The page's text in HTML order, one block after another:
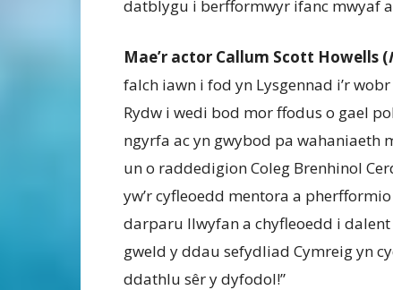
datblygu i berfformwyr ifanc mwyaf
Mae’r actor Callum Scott Howells (
falch iawn i fod yn Lysgennad i’r
Rydw i wedi bod mor ffodus o gael
ngyrfa ac yn gwybod pa wahaniaeth
un o raddedigion Coleg Brenhinol
yw’r cyfleoedd mentora a
darparu llwyfan a chyfleoedd i
gweld y ddau sefydliad Cymreig yn
ddathlu sêr y dyfodol!”